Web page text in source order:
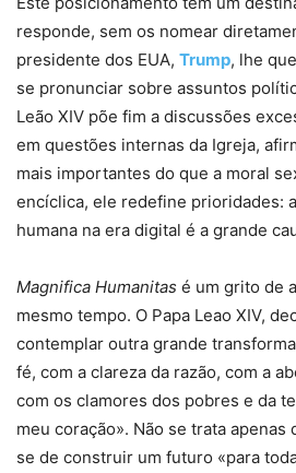
responde, sem os nomear
presidente dos EUA, Trump, lhe
se pronunciar sobre assuntos
Leão XIV põe fim a discussões
em questões internas da Igreja,
mais importantes do que a moral
encíclica, ele redefine prioridades:
humana na era digital é a grande
Magnifica Humanitas é um grito de
mesmo tempo. O Papa Leao XIV,
contemplar outra grande
fé, com a clareza da razão, com a
com os clamores dos pobres e da
meu coração». Não se trata apenas
se de construir um futuro «para